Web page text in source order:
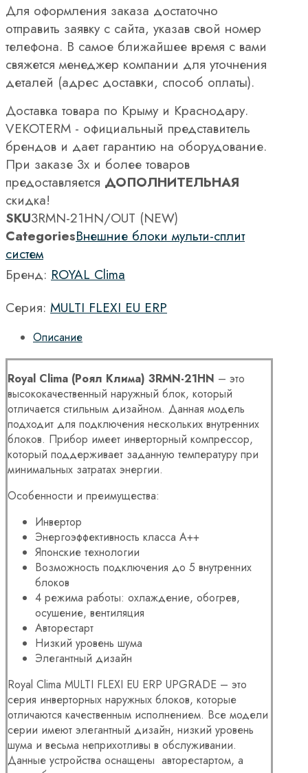
Для оформления заказа достаточно
отправить заявку с сайта, указав свой номер
телефона. В самое ближайшее время с вами
свяжется менеджер компании для уточнения
деталей (адрес доставки, способ оплаты).
Доставка товара по Крыму и Краснодару.
VEKOTERM - официальный представитель
брендов и дает гарантию на оборудование.
При заказе 3х и более товаров
предоставляется ДОПОЛНИТЕЛЬНАЯ
скидка!
SKU3RMN-21HN/OUT (NEW)
CategoriesВнешние блоки мульти-сплит
систем
Бренд: ROYAL Clima
Серия: MULTI FLEXI EU ERP
Описание
Royal Clima (Роял Клима) 3RMN-21HN – это
высококачественный наружный блок, который
отличается стильным дизайном. Данная модель
подходит для подключения нескольких внутренних
блоков. Прибор имеет инверторный компрессор,
который поддерживает заданную температуру при
минимальных затратах энергии.
Особенности и преимущества:
Инвертор
Энергоэффективность класса А++
Японские технологии
Возможность подключения до 5 внутренних
блоков
4 режима работы: охлаждение, обогрев,
осушение, вентиляция
Авторестарт
Низкий уровень шума
Элегантный дизайн
Royal Clima MULTI FLEXI EU ERP UPGRADE – это
серия инверторных наружных блоков, которые
отличаются качественным исполнением. Все модели
серии имеют элегантный дизайн, низкий уровень
шума и весьма неприхотливы в обслуживании.
Данные устройства оснащены авторестартом, а